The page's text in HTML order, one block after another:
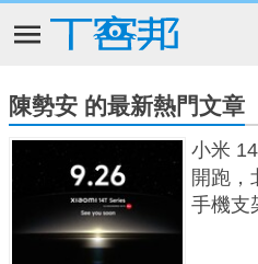
陳勢安 的最新熱門文章
小米
開跑，
手機支